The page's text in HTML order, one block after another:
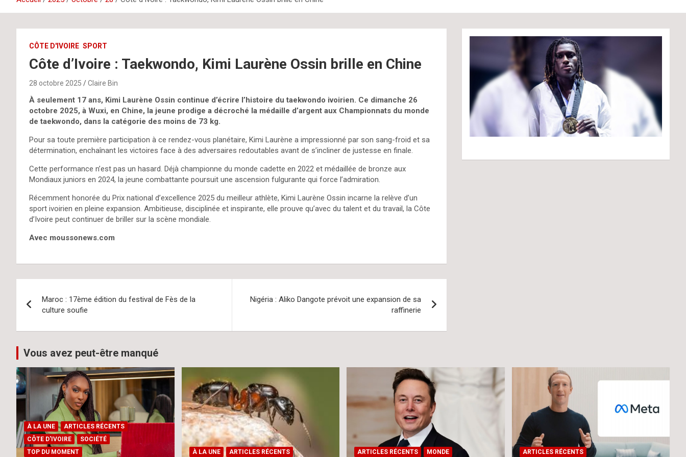
CÔTE D'IVOIRE SPORT
Côte d’Ivoire : Taekwondo, Kimi Laurène Ossin brille en Chine
28 octobre 2025 Claire Bin
À seulement 17 ans, Kimi Laurène Ossin continue d’écrire l’histoire du taekwondo ivoirien. Ce dimanche 26
octobre 2025, à Wuxi, en Chine, la jeune prodige a décroché la médaille d’argent aux Championnats du monde
de taekwondo, dans la catégorie des moins de 73 kg.
Pour sa toute première participation à ce rendez-vous planétaire, Kimi Laurène a impressionné par son sang-froid et sa
détermination, enchaînant les victoires face à des adversaires redoutables avant de s’incliner de justesse en finale.
Cette performance n’est pas un hasard. Déjà championne du monde cadette en 2022 et médaillée de bronze aux
Mondiaux juniors en 2024, la jeune combattante poursuit une ascension fulgurante qui force l’admiration.
Récemment honorée du Prix national d’excellence 2025 du meilleur athlète, Kimi Laurène Ossin incarne la relève d’un
sport ivoirien en pleine expansion. Ambitieuse, disciplinée et inspirante, elle prouve qu’avec du talent et du travail, la Côte
d’Ivoire peut continuer de briller sur la scène mondiale.
Avec moussonews.com
de
l’article
Maroc : 17ème édition du festival de Fès de la
culture soufie
Nigéria : Aliko Dangote prévoit une expansion de sa
raffinerie
Vous avez peut-être manqué
À LA UNE
ARTICLES RÉCENTS
CÔTE D'IVOIRE
SOCIÉTÉ
TOP DU MOMENT
À LA UNE ARTICLES RÉCENTS ARTICLES RÉCENTS MONDE ARTICLES RÉCENTS